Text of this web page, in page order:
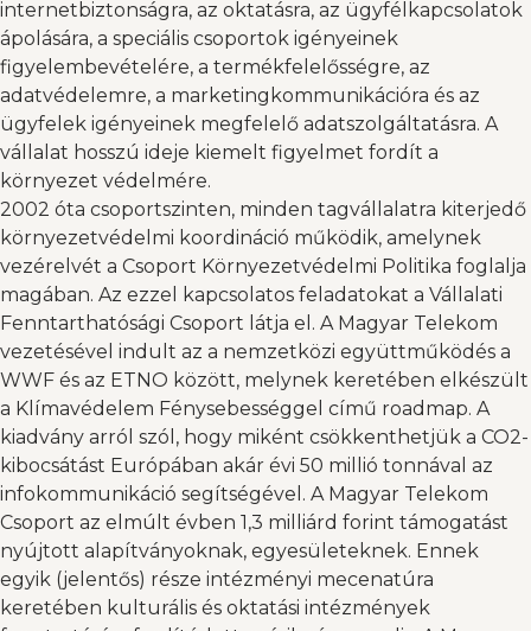
internetbiztonságra, az oktatásra, az ügyfélkapcsolatok
ápolására, a speciális csoportok igényeinek
figyelembevételére, a termékfelelősségre, az
adatvédelemre, a marketingkommunikációra és az
ügyfelek igényeinek megfelelő adatszolgáltatásra. A
vállalat hosszú ideje kiemelt figyelmet fordít a
környezet védelmére.
2002 óta csoportszinten, minden tagvállalatra kiterjedő
környezetvédelmi koordináció működik, amelynek
vezérelvét a Csoport Környezetvédelmi Politika foglalja
magában. Az ezzel kapcsolatos feladatokat a Vállalati
Fenntarthatósági Csoport látja el. A Magyar Telekom
vezetésével indult az a nemzetközi együttműködés a
WWF és az ETNO között, melynek keretében elkészült
a Klímavédelem Fénysebességgel című roadmap. A
kiadvány arról szól, hogy miként csökkenthetjük a CO2-
kibocsátást Európában akár évi 50 millió tonnával az
infokommunikáció segítségével. A Magyar Telekom
Csoport az elmúlt évben 1,3 milliárd forint támogatást
nyújtott alapítványoknak, egyesületeknek. Ennek
egyik (jelentős) része intézményi mecenatúra
keretében kulturális és oktatási intézmények